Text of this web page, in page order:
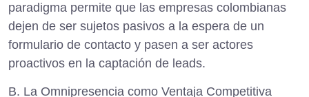
paradigma permite que las empresas colombianas
dejen de ser sujetos pasivos a la espera de un
formulario de contacto y pasen a ser actores
proactivos en la captación de leads.
B. La Omnipresencia como Ventaja Competitiva